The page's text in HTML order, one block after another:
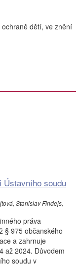
dětí, ve znění
Ústavního soudu
Stanislav Findejs,
práva
§ 975 občanského
a zahrnuje
až 2024. Důvodem
soudu v